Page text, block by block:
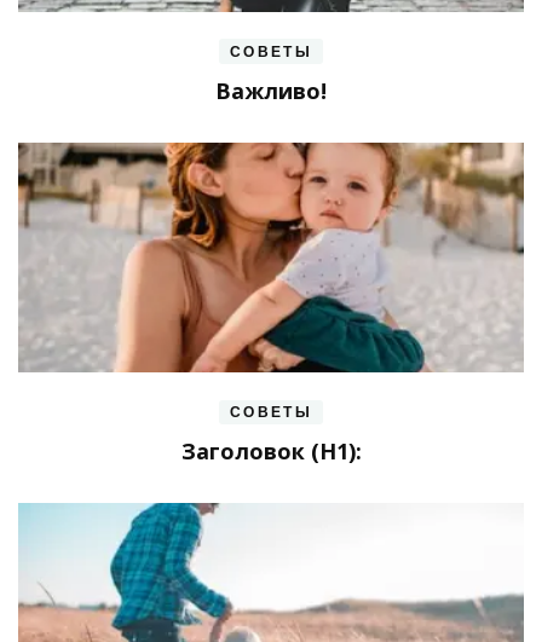
СОВЕТЫ
Важливо!
СОВЕТЫ
Заголовок (H1):